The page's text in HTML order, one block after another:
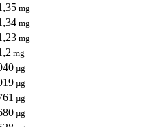
mg
mg
mg
mg
µg
µg
µg
µg